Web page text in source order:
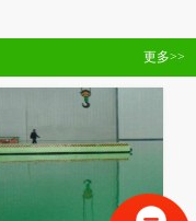
更多>>